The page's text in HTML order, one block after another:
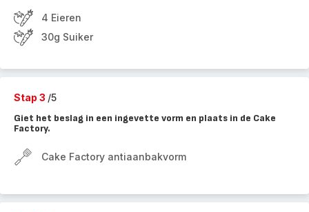
4 Eieren
30g Suiker
Stap 3 /5
Giet het beslag in een ingevette vorm en plaats in de Cake
Factory.
Cake Factory antiaanbakvorm